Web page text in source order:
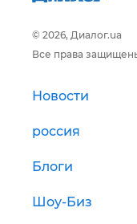
© 2026, Диалог.ua
Все права
Новости
россия
Блоги
Шоу-Биз